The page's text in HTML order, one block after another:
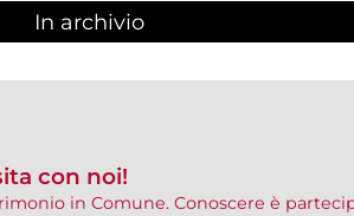
In archivio
con noi!
in Comune. Conoscere è